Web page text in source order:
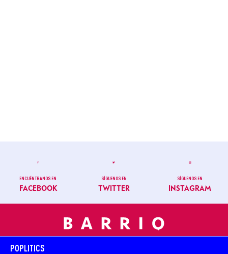
ENCUÉNTRANOS EN
FACEBOOK
SÍGUENOS EN
TWITTER
SÍGUENOS EN
INSTAGRAM
POPLITICS